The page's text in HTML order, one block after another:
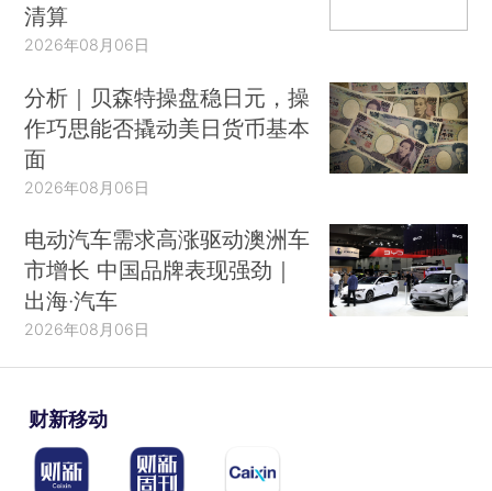
清算
2026年08月06日
分析｜贝森特操盘稳日元，操
作巧思能否撬动美日货币基本
面
2026年08月06日
电动汽车需求高涨驱动澳洲车
市增长 中国品牌表现强劲｜
出海·汽车
2026年08月06日
财新移动